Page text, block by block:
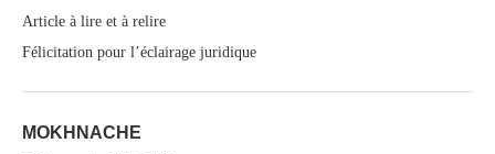
Article à lire et à relire
Félicitation pour l’éclairage juridique
MOKHNACHE